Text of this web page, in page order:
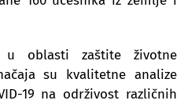
u oblasti zaštite životne
su kvalitetne analize
19 na održivost različnih